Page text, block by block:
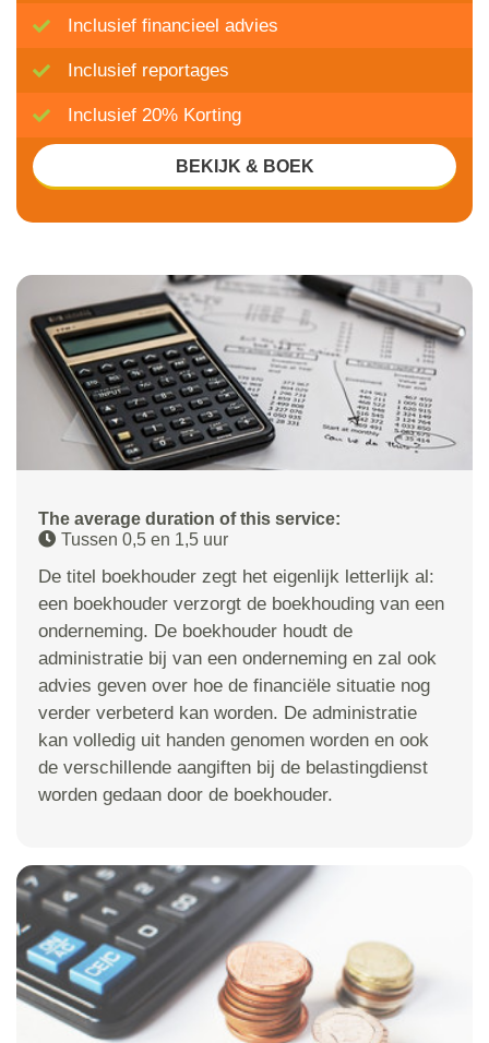
The average duration of this service:
Tussen 0,5 en 1,5 uur
De titel boekhouder zegt het eigenlijk letterlijk al:
een boekhouder verzorgt de boekhouding van een
onderneming. De boekhouder houdt de
administratie bij van een onderneming en zal ook
advies geven over hoe de financiële situatie nog
verder verbeterd kan worden. De administratie
kan volledig uit handen genomen worden en ook
de verschillende aangiften bij de belastingdienst
worden gedaan door de boekhouder.
Inclusief financieel advies
Inclusief reportages
Inclusief 20% Korting
BEKIJK & BOEK